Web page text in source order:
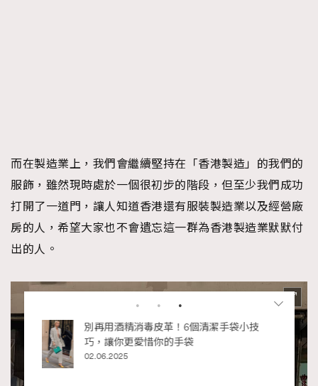
而在製造業上，我們會繼續堅持在「香港製造」的我們的
服飾，雖然現時處於一個很初步的階段，但至少我們成功
打開了一道門，讓人知道香港還有服裝製造業以及經營廠
房的人，希望大家也不會遺忘這一群為香港製造業默默付
出的人。